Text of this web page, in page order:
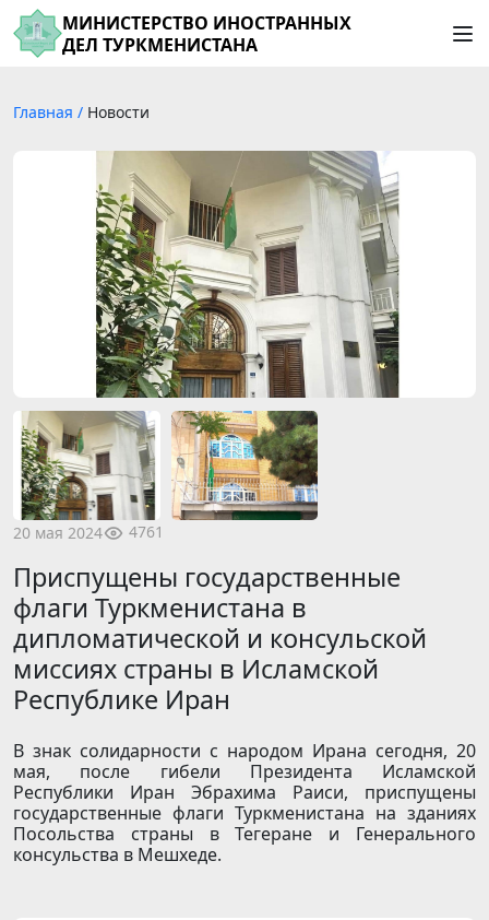
МИНИСТЕРСТВО ИНОСТРАННЫХ
ДЕЛ ТУРКМЕНИСТАНА
Главная / Новости
20 мая 2024 4761
Приспущены государственные
флаги Туркменистана в
дипломатической и консульской
миссиях страны в Исламской
Республике Иран
В знак солидарности с народом Ирана сегодня, 20
мая, после гибели Президента Исламской
Республики Иран Эбрахима Раиси, приспущены
государственные флаги Туркменистана на зданиях
Посольства страны в Тегеране и Генерального
консульства в Мешхеде.